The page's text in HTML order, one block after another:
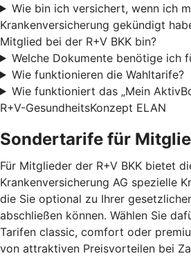
Wie bin ich versichert, wenn ich
Krankenversicherung gekündigt
Mitglied bei der R+V BKK bin?
Welche Dokumente benötige ich
Wie funktionieren die Wahltarife?
Wie funktioniert das „Mein
R+V-GesundheitsKonzept ELAN
Sondertarife für
Für Mitglieder der R+V BKK bietet
Krankenversicherung AG spezielle
die Sie optional zu Ihrer
abschließen können. Wählen Sie
Tarifen classic, comfort oder
von attraktiven Preisvorteilen bei